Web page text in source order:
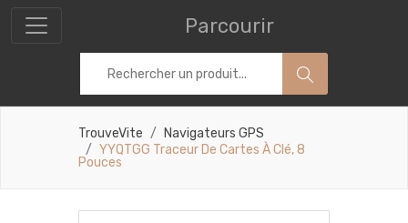
Parcourir
TrouveVite
Navigateurs GPS
YYQTGG Traceur De Cartes À Clé, 8
Pouces